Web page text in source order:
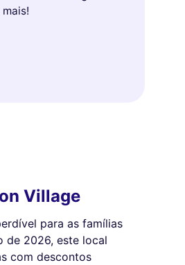
Village
para as famílias
de 2026, este local
com descontos